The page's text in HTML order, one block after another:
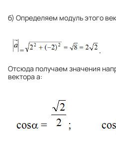
б) Определяем модуль этого
Отсюда получаем значения
вектора а: